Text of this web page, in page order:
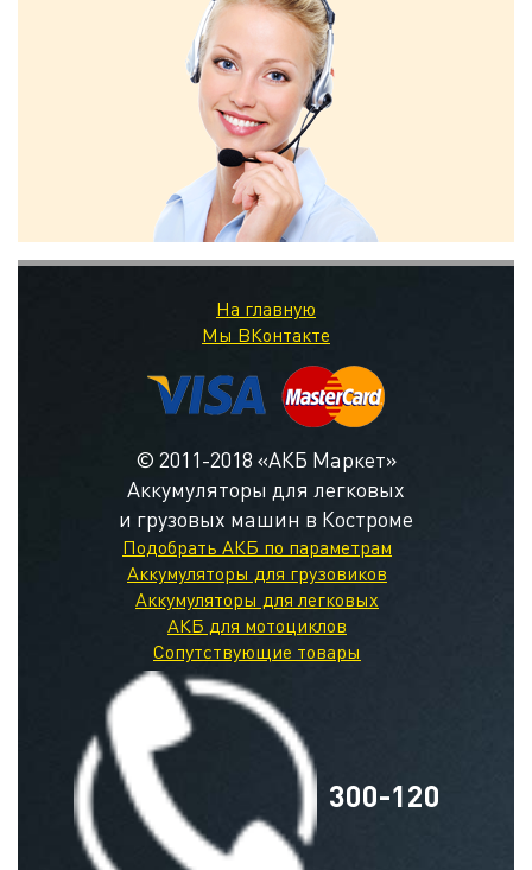
На главную
Мы ВКонтакте
© 2011-2018 «АКБ Маркет»
Аккумуляторы для легковых
и грузовых машин в Костроме
Подобрать АКБ по параметрам
Аккумуляторы для грузовиков
Аккумуляторы для легковых
АКБ для мотоциклов
Сопутствующие товары
300-120